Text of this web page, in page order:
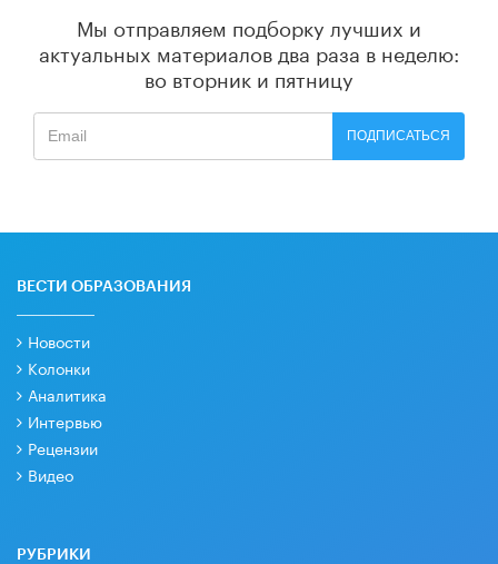
Мы отправляем подборку лучших и
актуальных материалов два раза в неделю:
во вторник и пятницу
ПОДПИСАТЬСЯ
ВЕСТИ ОБРАЗОВАНИЯ
Новости
Колонки
Аналитика
Интервью
Рецензии
Видео
РУБРИКИ